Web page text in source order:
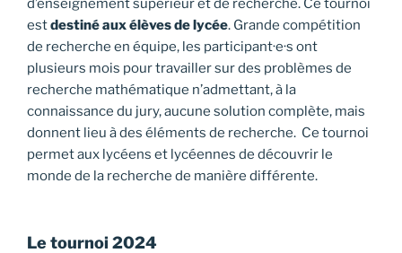
d’enseignement supérieur et de recherche. Ce tournoi
estdestiné aux élèves de lycée. Grande compétition
de recherche en équipe, les participant·e·s ont
plusieurs mois pour travailler sur des problèmes de
recherche mathématique n’admettant, à la
connaissance du jury, aucune solution complète, mais
donnent lieu à des éléments de recherche. Ce tournoi
permet aux lycéens et lycéennes de découvrir le
monde de la recherche de manière différente.
Le tournoi 2024